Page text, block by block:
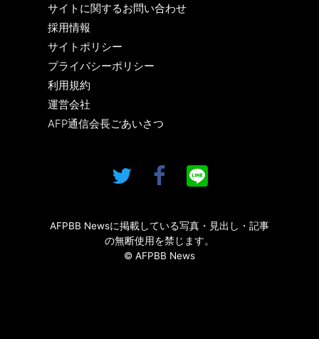
サイトに関するお問い合わせ
採用情報
サイトポリシー
プライバシーポリシー
利用規約
運営会社
AFP通信会長ごあいさつ
AFPBB Newsに掲載している写真・見出し・記事
の無断使用を禁じます。
© AFPBB News